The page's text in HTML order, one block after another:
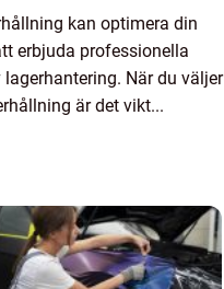
kan optimera din
erbjuda professionella
När du väljer
är det vikt...